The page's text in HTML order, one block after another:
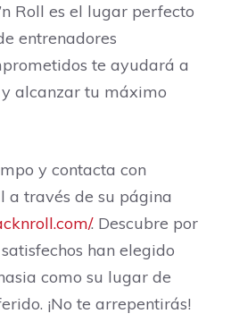
Roll es el lugar perfecto
entrenadores
te ayudará a
alcanzar tu máximo
y contacta con
a través de su página
. Descubre por
han elegido
como su lugar de
¡No te arrepentirás!